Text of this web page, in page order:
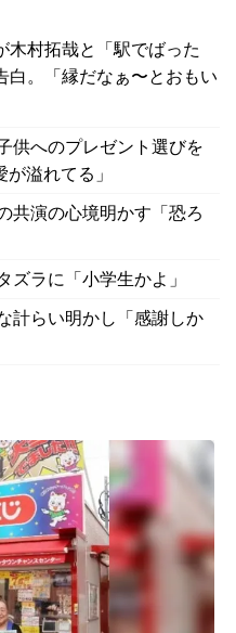
木村拓哉と「駅でばった
白。「縁だなぁ〜とおもい
供へのプレゼント選びを
溢れてる」
共演の心境明かす「恐ろ
ズラに「小学生かよ」
計らい明かし「感謝しか